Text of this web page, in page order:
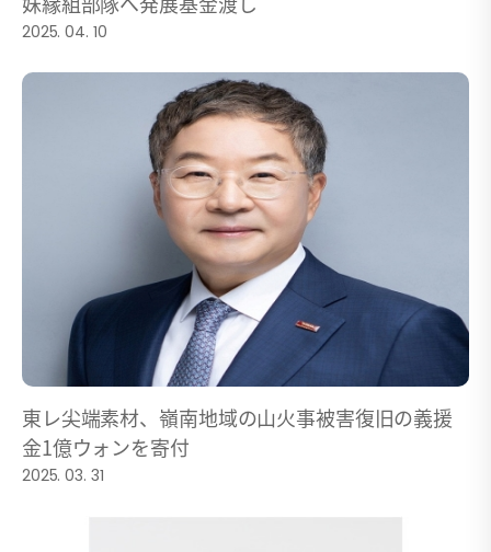
2025. 04. 10
東レ尖端素材、嶺南地域の山火事被害復旧の義援
金1億ウォンを寄付
2025. 03. 31